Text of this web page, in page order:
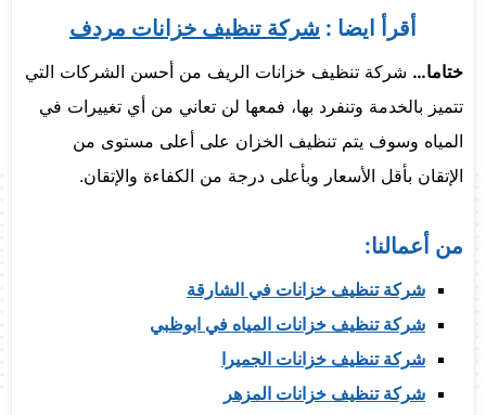
أقرأ ايضا : شركة تنظيف خزانات مردف
ختاما… شركة تنظيف خزانات الريف من أحسن الشركات التي
تتميز بالخدمة وتنفرد بها، فمعها لن تعاني من أي تغييرات في
المياه وسوف يتم تنظيف الخزان على أعلى مستوى من
الإتقان بأقل الأسعار وبأعلى درجة من الكفاءة والإتقان.
من أعمالنا:
شركة تنظيف خزانات في الشارقة
شركة تنظيف خزانات المياه في ابوظبي
شركة تنظيف خزانات الجميرا
شركة تنظيف خزانات المزهر